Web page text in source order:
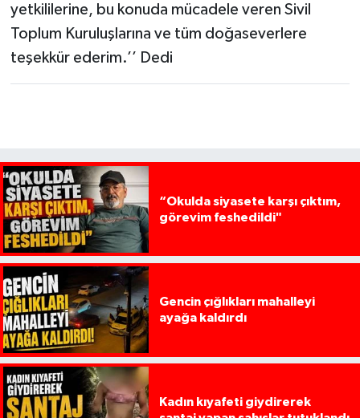
yetkililerine, bu konuda mücadele veren Sivil
Toplum Kuruluşlarına ve tüm doğaseverlere
teşekkür ederim.’’ Dedi
“Okulda siyasete karşı çıktım,
görevim feshedildi"
Gencin çığlıkları mahalleyi
ayağa kaldırdı
Kadın kıyafeti giydirerek